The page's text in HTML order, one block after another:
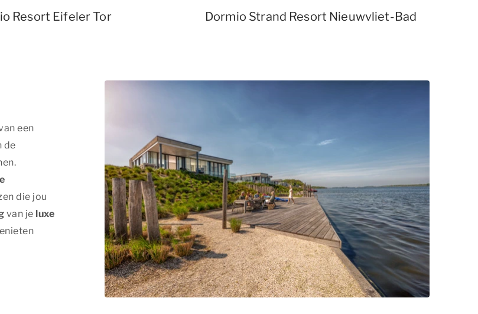
Resort Eifeler Tor Dormio Strand Resort Nieuwvliet-Bad
een
de
die jou
van je luxe